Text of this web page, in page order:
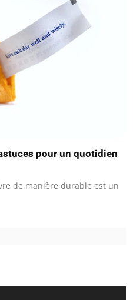
pour un quotidien
de manière durable est un